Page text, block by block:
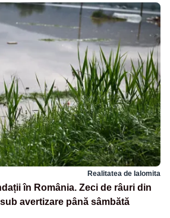
Realitatea de Ialomita
în România. Zeci de râuri din
avertizare până sâmbătă